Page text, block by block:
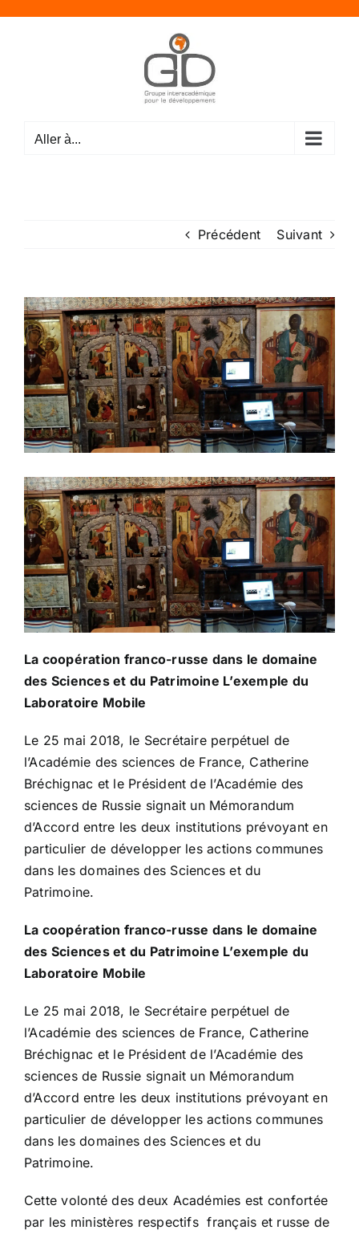
Aller à...
Précédent Suivant
Voir
l'image
agrandie
La coopération franco-russe dans le domaine
des Sciences et du Patrimoine L’exemple du
Laboratoire Mobile
Le 25 mai 2018, le Secrétaire perpétuel de
l’Académie des sciences de France, Catherine
Bréchignac et le Président de l’Académie des
sciences de Russie signait un Mémorandum
d’Accord entre les deux institutions prévoyant en
particulier de développer les actions communes
dans les domaines des Sciences et du
Patrimoine.
La coopération franco-russe dans le domaine
des Sciences et du Patrimoine L’exemple du
Laboratoire Mobile
Le 25 mai 2018, le Secrétaire perpétuel de
l’Académie des sciences de France, Catherine
Bréchignac et le Président de l’Académie des
sciences de Russie signait un Mémorandum
d’Accord entre les deux institutions prévoyant en
particulier de développer les actions communes
dans les domaines des Sciences et du
Patrimoine.
Cette volonté des deux Académies est confortée
par les ministères respectifs français et russe de